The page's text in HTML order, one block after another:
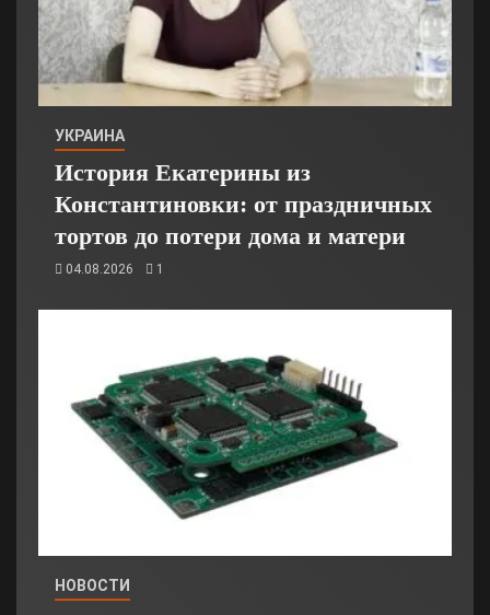
УКРАИНА
История Екатерины из
Константиновки: от праздничных
тортов до потери дома и матери
04.08.2026 1
НОВОСТИ